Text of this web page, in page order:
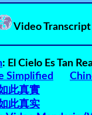
Video
: El Cielo Es Tan
Simplified
此真實
此真实